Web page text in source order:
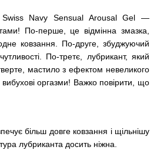
Swiss Navy Sensual Arousal Gel —
По-перше, це відмінна змазка,
ковзання. По-друге, збуджуючий
По-третє, лубрикант, який
мастило з ефектом невеликого
оргазми! Важко повірити, що
більш довге ковзання і щільнішу
лубриканта досить ніжна.